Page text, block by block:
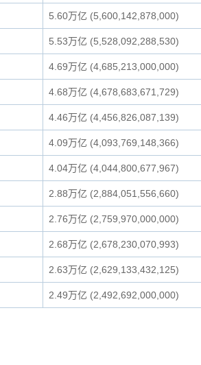
5.60万亿 (5,600,142,878,000)
5.53万亿 (5,528,092,288,530)
4.69万亿 (4,685,213,000,000)
4.68万亿 (4,678,683,671,729)
4.46万亿 (4,456,826,087,139)
4.09万亿 (4,093,769,148,366)
4.04万亿 (4,044,800,677,967)
2.88万亿 (2,884,051,556,660)
2.76万亿 (2,759,970,000,000)
2.68万亿 (2,678,230,070,993)
2.63万亿 (2,629,133,432,125)
2.49万亿 (2,492,692,000,000)